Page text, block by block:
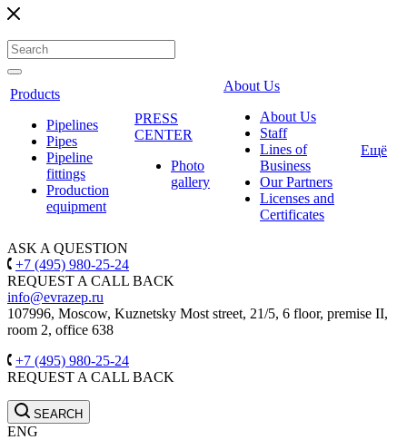
Products
Pipelines
Pipes
Pipeline
fittings
Production
equipment
PRESS
CENTER
Photo
gallery
About Us
About Us
Staff
Lines of
Business
Our Partners
Licenses and
Certificates
Ещё
ASK A QUESTION
+7 (495) 980-25-24
REQUEST A CALL BACK
info@evrazep.ru
107996, Moscow, Kuznetsky Most street, 21/5, 6 floor, premise II,
room 2, office 638
+7 (495) 980-25-24
REQUEST A CALL BACK
SEARCH
ENG